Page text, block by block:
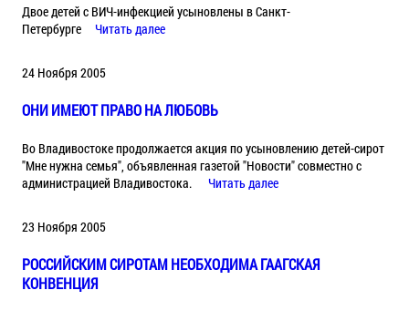
Двое детей с ВИЧ-инфекцией усыновлены в Санкт-
Петербурге
Читать далее
24 Ноября 2005
ОНИ ИМЕЮТ ПРАВО НА ЛЮБОВЬ
Во Владивостоке продолжается акция по усыновлению детей-сирот
"Мне нужна семья", объявленная газетой "Новости" совместно с
администрацией Владивостока.
Читать далее
23 Ноября 2005
РОССИЙСКИМ СИРОТАМ НЕОБХОДИМА ГААГСКАЯ
КОНВЕНЦИЯ